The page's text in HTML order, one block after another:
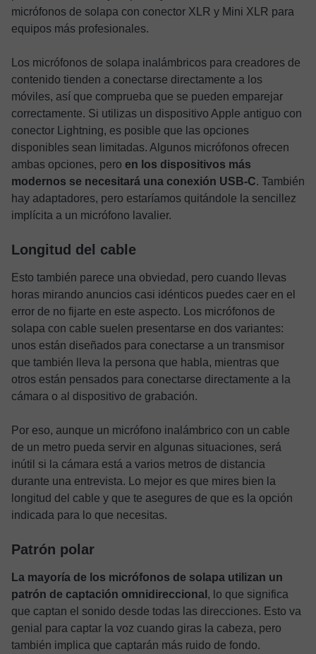
micrófonos de solapa con conector XLR y Mini XLR para
equipos más profesionales.
Los micrófonos de solapa inalámbricos para creadores de
contenido tienden a conectarse directamente a los
móviles, así que comprueba que se pueden emparejar
correctamente. Si utilizas un dispositivo Apple antiguo con
conector Lightning, es posible que las opciones
disponibles sean limitadas. Algunos micrófonos ofrecen
ambas opciones, pero en los dispositivos más
modernos se necesitará una conexión USB-C. También
hay adaptadores, pero estaríamos quitándole la sencillez
implícita a un micrófono lavalier.
Longitud del cable
Esto también parece una obviedad, pero cuando llevas
horas mirando anuncios casi idénticos puedes caer en el
error de no fijarte en este aspecto. Los micrófonos de
solapa con cable suelen presentarse en dos variantes:
unos están diseñados para conectarse a un transmisor
que también lleva la persona que habla, mientras que
otros están pensados para conectarse directamente a la
cámara o al dispositivo de grabación.
Por eso, aunque un micrófono inalámbrico con un cable
de un metro pueda servir en algunas situaciones, será
inútil si la cámara está a varios metros de distancia
durante una entrevista. Lo mejor es que mires bien la
longitud del cable y que te asegures de que es la opción
indicada para lo que necesitas.
Patrón polar
La mayoría de los micrófonos de solapa utilizan un
patrón de captación omnidireccional , lo que significa
que captan el sonido desde todas las direcciones. Esto va
genial para captar la voz cuando giras la cabeza, pero
también implica que captarán más ruido de fondo.